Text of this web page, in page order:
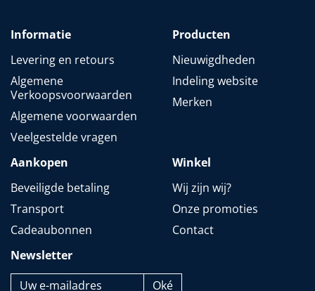
Informatie
Levering en retours
Algemene
Verkoopsvoorwaarden
Algemene voorwaarden
Veelgestelde vragen
Producten
Nieuwigdheden
Indeling website
Merken
Aankopen
Beveiligde betaling
Transport
Cadeaubonnen
Winkel
Wij zijn wij?
Onze promoties
Contact
Newsletter